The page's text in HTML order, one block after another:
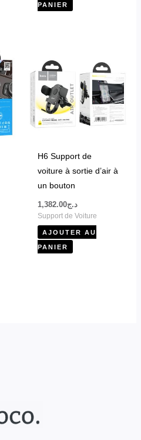
PANIER
H6 Support de
voiture à sortie d’air à
un bouton
د.ج1,382.00
Support de Voiture
AJOUTER AU
PANIER